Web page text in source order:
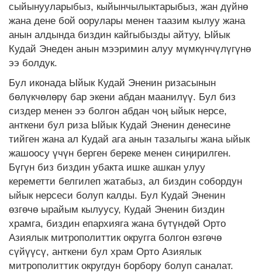
сыйынууларыбыз, кыйынчылыктарыбыз, жан дүйнө
жана дене бой оорулары менен таазим кылуу жана
анын алдында биздин кайгыбызды айтуу, Ыйык
Кудай Энеден анын мээримин алуу мүмкүнчүлүгүнө
ээ болдук.
Бул иконада Ыйык Кудай Эненин ризасынын
бөлүкчөлөрү бар экени абдан маанилүү. Бул биз
сиздер менен ээ болгон абдан чоң ыйык нерсе,
анткени бул риза Ыйык Кудай Эненин денесине
тийген жана ал Кудай ага анын тазалыгы жана ыйык
жашоосу үчүн берген береке менен сиңирилген.
Бүгүн биз биздин убакта ишке ашкан улуу
кереметти белгилеп жатабыз, ал биздин собордун
ыйык нерсеси болуп калды. Бул Кудай Эненин
өзгөчө ырайым кылуусу, Кудай Эненин биздин
храмга, биздин епархияга жана бүтүндөй Орто
Азиялык митрополиттик округга болгон өзгөчө
сүйүүсү, анткени бул храм Орто Азиялык
митрополиттик округдун борбору болуп саналат.